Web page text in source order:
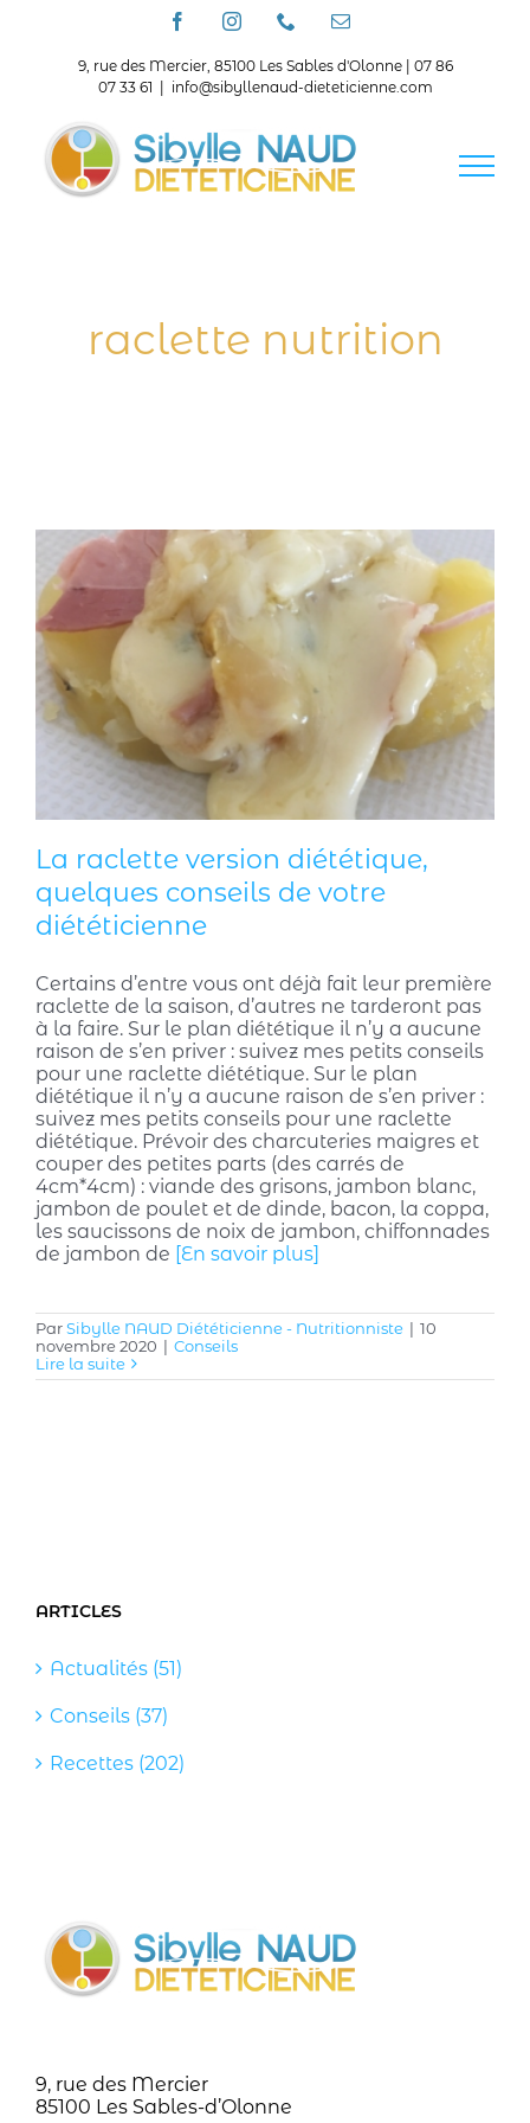
FacebookInstagramTéléphoneEmail
9, rue des Mercier, 85100 Les Sables d'Olonne | 07 86
07 33 61
info@sibyllenaud-dieteticienne.com
raclette nutrition
La raclette version diététique,
quelques conseils de votre
diététicienne
Certains d’entre vous ont déjà fait leur première
raclette de la saison, d’autres ne tarderont pas
à la faire. Sur le plan diététique il n’y a aucune
raison de s’en priver : suivez mes petits conseils
pour une raclette diététique. Sur le plan
diététique il n’y a aucune raison de s’en priver :
suivez mes petits conseils pour une raclette
diététique. Prévoir des charcuteries maigres et
couper des petites parts (des carrés de
4cm*4cm) : viande des grisons, jambon blanc,
jambon de poulet et de dinde, bacon, la coppa,
les saucissons de noix de jambon, chiffonnades
de jambon de [En savoir plus]
ParSibylle NAUD Diététicienne - Nutritionniste | 10
novembre 2020 | Conseils
Lire la suite
ARTICLES
Actualités (51)
Conseils (37)
Recettes (202)
9, rue des Mercier
85100 Les Sables-d’Olonne